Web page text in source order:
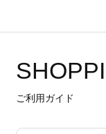
ご利用ガイド